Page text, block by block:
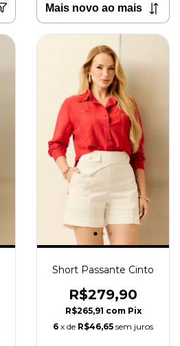
Short Passante Cinto
R$279,90
R$265,91 com Pix
6 x de R$46,65 sem juros